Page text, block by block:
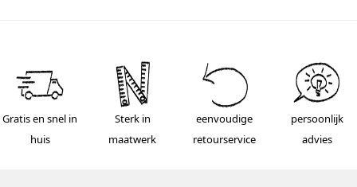
Gratis en snel in
huis
Sterk in
maatwerk
eenvoudige
retourservice
persoonlijk
advies